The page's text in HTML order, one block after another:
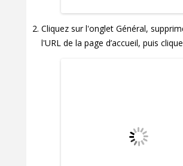
Cliquez sur l'onglet Général,
l'URL de la page d’accueil, puis